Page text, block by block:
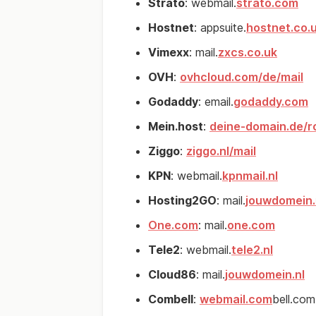
Strato: webmail.strato.com
Hostnet: appsuite.
Vimexx: mail.zxcs.co.uk
OVH: ovhcloud.com/de/mail
Godaddy: email.godaddy.com
Mein.host: deine-domain.de/
Ziggo: ziggo.nl/mail
KPN: webmail.kpnmail.nl
Hosting2GO: mail.
One.com: mail.one.com
Tele2: webmail.tele2.nl
Cloud86: mail.jouwdomein.nl
Combell: webmail.combell.com